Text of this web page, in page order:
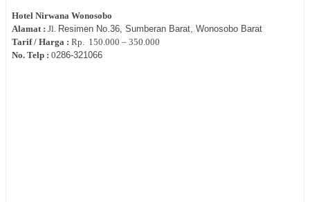
Hotel Nirwana Wonosobo
Alamat : Jl. Resimen No.36, Sumberan Barat, Wonosobo Barat
Tarif / Harga : Rp.
150.000 – 350.000
No. Telp : 0286‐321066